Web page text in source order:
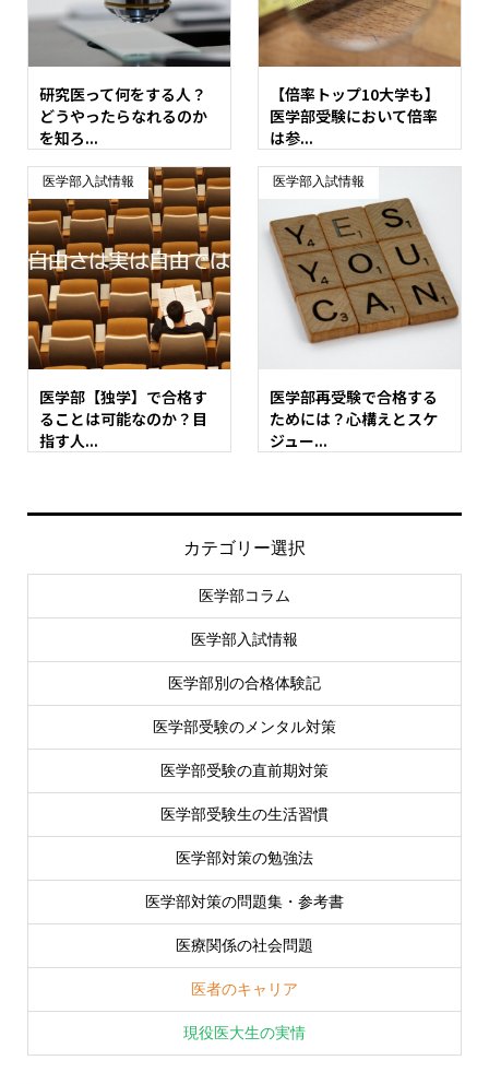
研究医って何をする人？
どうやったらなれるのか
を知ろ...
【倍率トップ10大学も】
医学部受験において倍率
は参...
医学部入試情報
医学部【独学】で合格す
ることは可能なのか？目
指す人...
医学部入試情報
医学部再受験で合格する
ためには？心構えとスケ
ジュー...
カテゴリー選択
医学部コラム
医学部入試情報
医学部別の合格体験記
医学部受験のメンタル対策
医学部受験の直前期対策
医学部受験生の生活習慣
医学部対策の勉強法
医学部対策の問題集・参考書
医療関係の社会問題
医者のキャリア
現役医大生の実情